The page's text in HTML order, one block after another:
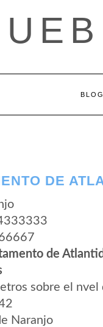
BLOG
DE
de
sobre el nvel
Naranjo